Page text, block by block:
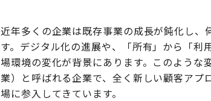
近年多くの企業は既存事業の成長が鈍化し
す。デジタル化の進展や、「所有」から「
場環境の変化が背景にあります。このよう
業）と呼ばれる企業で、全く新しい顧客ア
場に参入してきています。